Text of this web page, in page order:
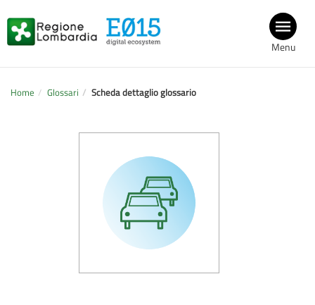
Menu
Home Glossari Scheda dettaglio glossario